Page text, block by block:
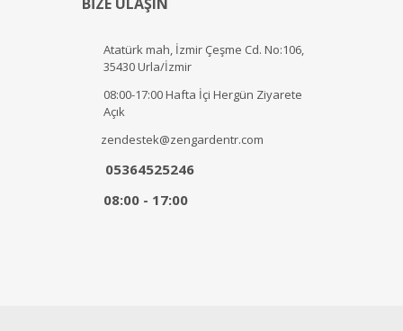
Atatürk mah, İzmir Çeşme Cd. No:106,
35430 Urla/İzmir
08:00-17:00 Hafta İçi Hergün Ziyarete
Açık
zendestek@zengardentr.com
05364525246
08:00 - 17:00